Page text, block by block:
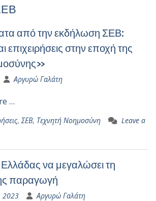
από την εκδήλωση ΣΕΒ:
στην εποχή της
Αργυρώ Γαλάτη
…
,ΣΕΒ, Τεχνητή Νοημοσύνη
Leave a
Ελλάδας να μεγαλώσει τη
παραγωγή
2023 Αργυρώ Γαλάτη